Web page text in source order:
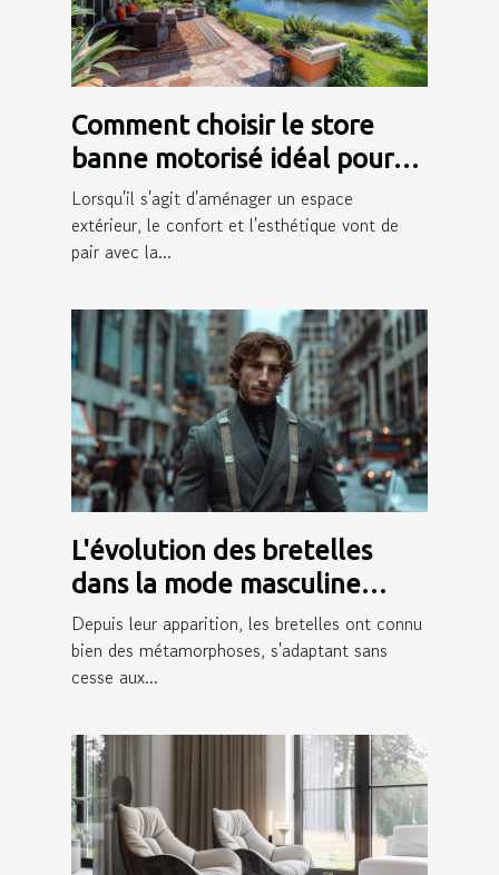
Comment choisir le store
banne motorisé idéal pour
votre extérieur
Lorsqu'il s'agit d'aménager un espace
extérieur, le confort et l'esthétique vont de
pair avec la...
L'évolution des bretelles
dans la mode masculine
moderne
Depuis leur apparition, les bretelles ont connu
bien des métamorphoses, s'adaptant sans
cesse aux...